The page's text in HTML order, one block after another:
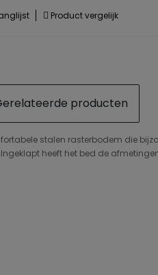
Product vergelijk
producten
stalen rasterbodem die
heeft het bed de